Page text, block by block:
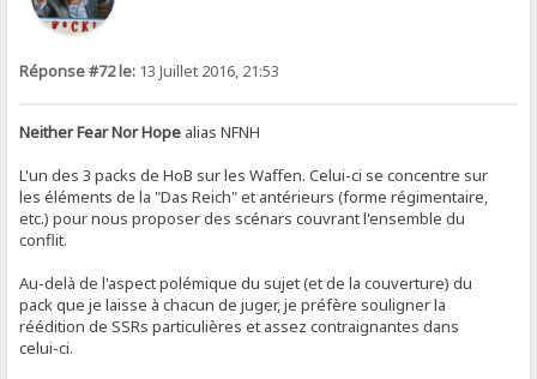
Réponse #72 le: 13 Juillet 2016, 21:53
Neither Fear Nor Hope alias NFNH
L'un des 3 packs de HoB sur les Waffen. Celui-ci se concentre sur
les éléments de la "Das Reich" et antérieurs (forme régimentaire,
etc.) pour nous proposer des scénars couvrant l'ensemble du
conflit.
Au-delà de l'aspect polémique du sujet (et de la couverture) du
pack que je laisse à chacun de juger, je préfère souligner la
réédition de SSRs particulières et assez contraignantes dans
celui-ci.